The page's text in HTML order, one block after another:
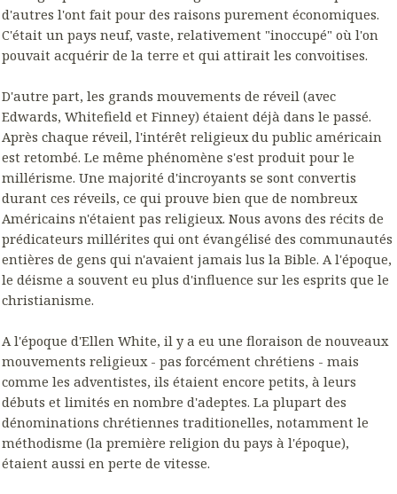
d'autres l'ont fait pour des raisons purement économiques.
C'était un pays neuf, vaste, relativement "inoccupé" où l'on
pouvait acquérir de la terre et qui attirait les convoitises.
D'autre part, les grands mouvements de réveil (avec
Edwards, Whitefield et Finney) étaient déjà dans le passé.
Après chaque réveil, l'intérêt religieux du public américain
est retombé. Le même phénomène s'est produit pour le
millérisme. Une majorité d'incroyants se sont convertis
durant ces réveils, ce qui prouve bien que de nombreux
Américains n'étaient pas religieux. Nous avons des récits de
prédicateurs millérites qui ont évangélisé des communautés
entières de gens qui n'avaient jamais lus la Bible. A l'époque,
le déisme a souvent eu plus d'influence sur les esprits que le
christianisme.
A l'époque d'Ellen White, il y a eu une floraison de nouveaux
mouvements religieux - pas forcément chrétiens - mais
comme les adventistes, ils étaient encore petits, à leurs
débuts et limités en nombre d'adeptes. La plupart des
dénominations chrétiennes traditionelles, notamment le
méthodisme (la première religion du pays à l'époque),
étaient aussi en perte de vitesse.